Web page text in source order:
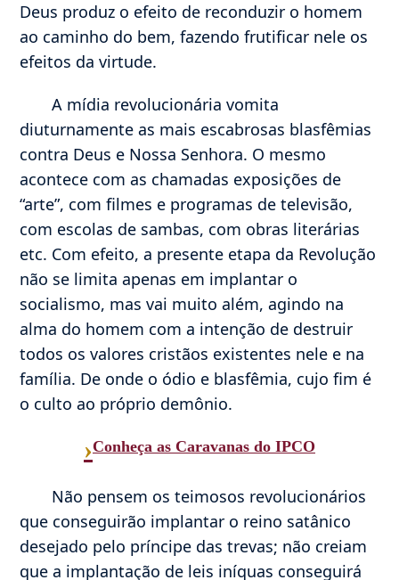
Deus produz o efeito de reconduzir o homem
ao caminho do bem, fazendo frutificar nele os
efeitos da virtude.
A mídia revolucionária vomita
diuturnamente as mais escabrosas blasfêmias
contra Deus e Nossa Senhora. O mesmo
acontece com as chamadas exposições de
“arte”, com filmes e programas de televisão,
com escolas de sambas, com obras literárias
etc. Com efeito, a presente etapa da Revolução
não se limita apenas em implantar o
socialismo, mas vai muito além, agindo na
alma do homem com a intenção de destruir
todos os valores cristãos existentes nele e na
família. De onde o ódio e blasfêmia, cujo fim é
o culto ao próprio demônio.
›Conheça as Caravanas do IPCO
Não pensem os teimosos revolucionários
que conseguirão implantar o reino satânico
desejado pelo príncipe das trevas; não creiam
que a implantação de leis iníquas conseguirá